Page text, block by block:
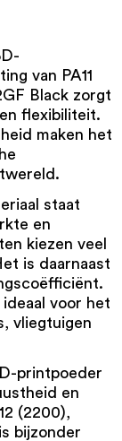
van PA11
Black zorgt
flexibiliteit.
maken het
staat
en
kiezen veel
is daarnaast
voor het
vliegtuigen
printpoeder
en
(2200),
bijzonder